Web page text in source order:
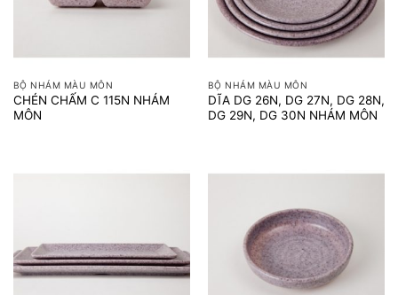
BỘ NHÁM MÀU MÔN
CHÉN CHẤM C 115N NHÁM
MÔN
BỘ NHÁM MÀU MÔN
DĨA DG 26N, DG 27N, DG 28N,
DG 29N, DG 30N NHÁM MÔN